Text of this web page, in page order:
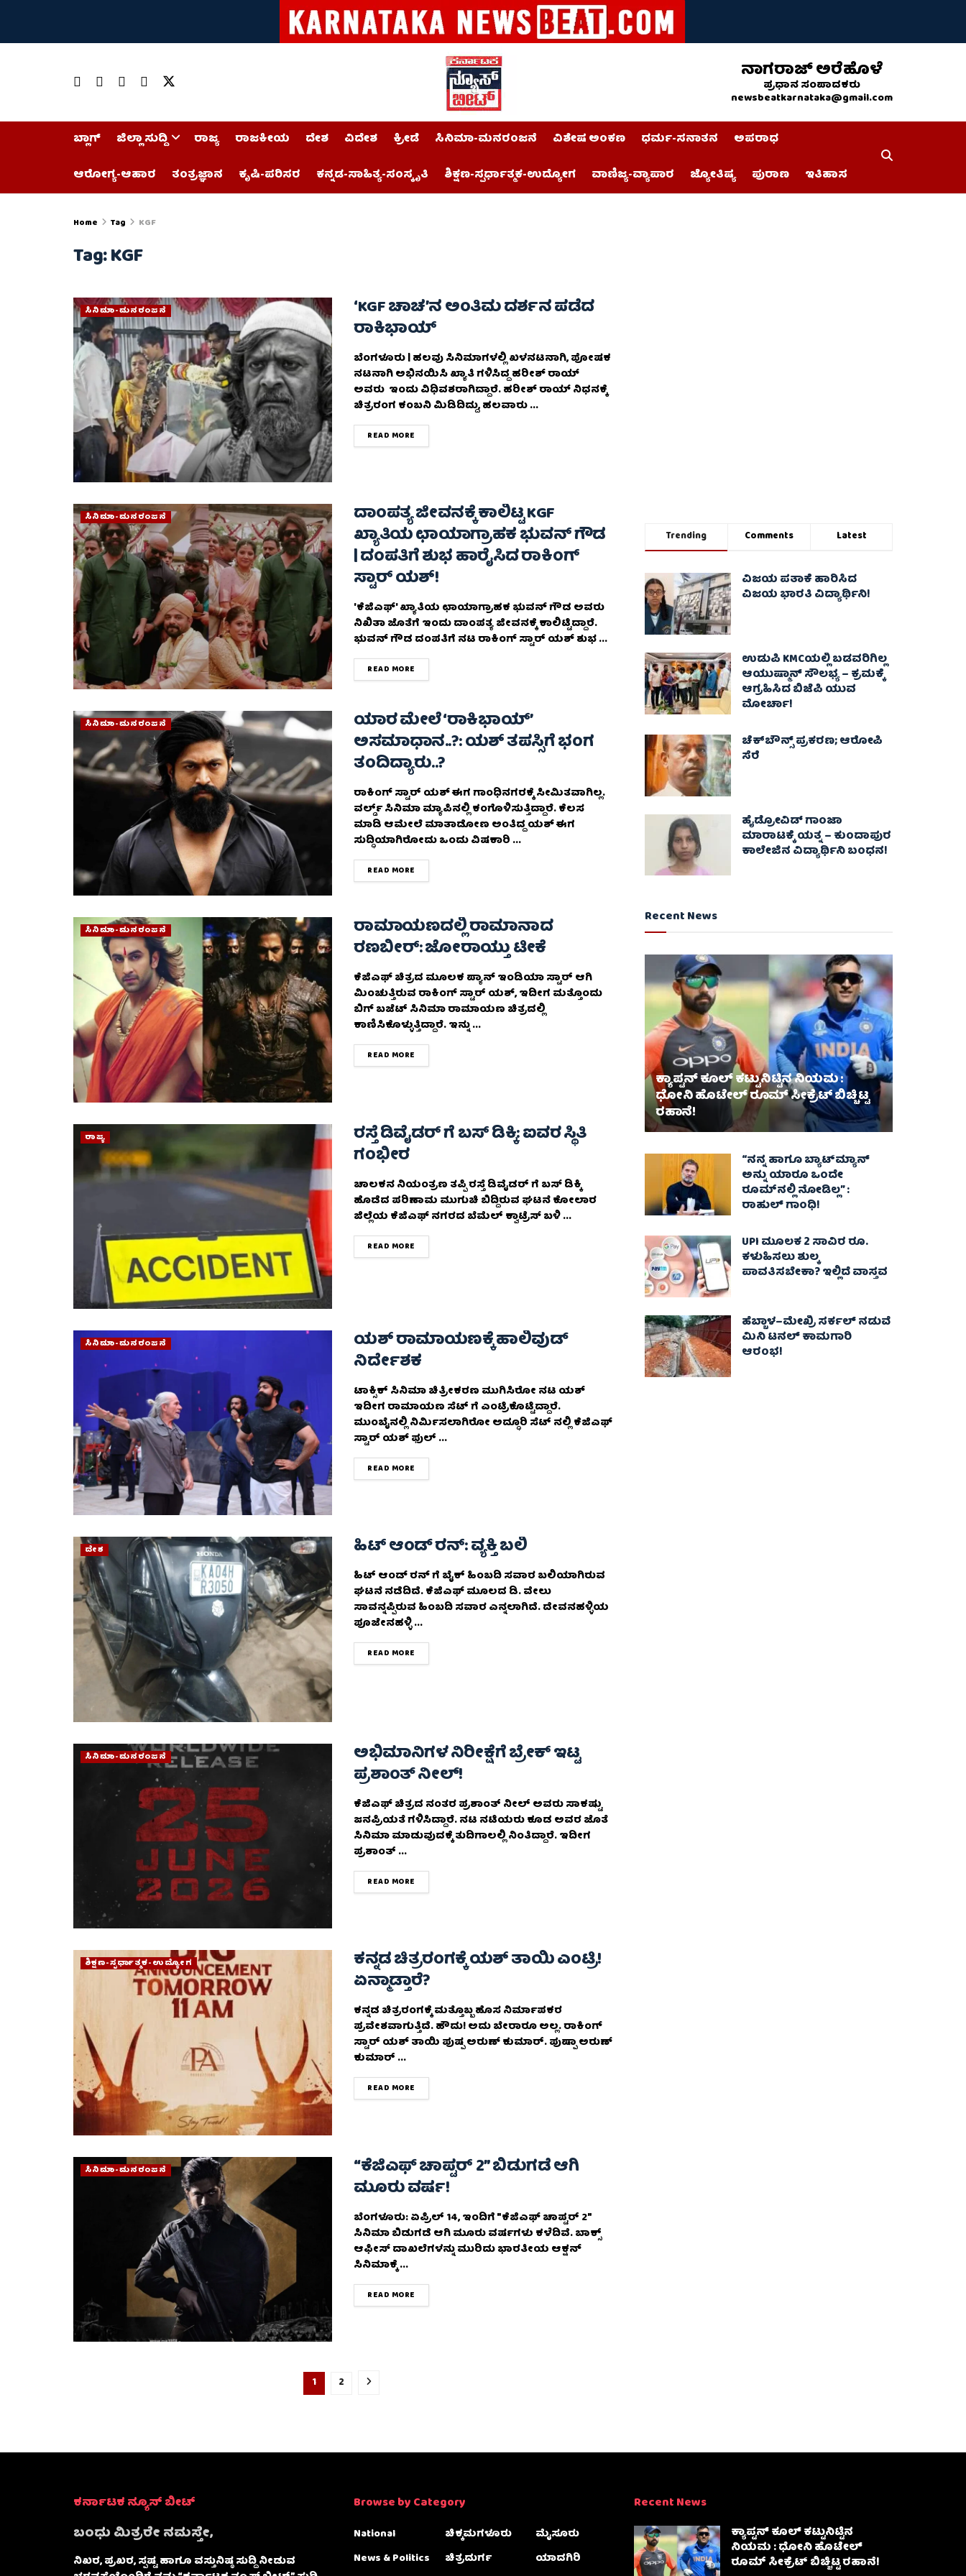
ನಾಗರಾಜ್ ಅರೆಹೊಳೆ
ಪ್ರಧಾನ ಸಂಪಾದಕರು
newsbeatkarnataka@gmail.com
ಬ್ಲಾಗ್ ಜಿಲ್ಲಾ ಸುದ್ದಿ ರಾಜ್ಯ ರಾಜಕೀಯ ದೇಶ ವಿದೇಶ ಕ್ರೀಡೆ ಸಿನಿಮಾ-ಮನರಂಜನೆ ವಿಶೇಷ ಅಂಕಣ ಧರ್ಮ-ಸನಾತನ
ಅಪರಾಧ
ಆರೋಗ್ಯ-ಆಹಾರ
ತಂತ್ರಜ್ಞಾನ ಕೃಷಿ-ಪರಿಸರ ಕನ್ನಡ-ಸಾಹಿತ್ಯ-ಸಂಸ್ಕೃತಿ ಶಿಕ್ಷಣ-ಸ್ಪರ್ಧಾತ್ಮಕ-ಉದ್ಯೋಗ ವಾಣಿಜ್ಯ-ವ್ಯಾಪಾರ ಜ್ಯೋತಿಷ್ಯ ಪುರಾಣ ಇತಿಹಾಸ
Home Tag KGF
Tag:KGF
ಸಿನಿಮಾ-ಮನರಂಜನೆ ‘KGF ಚಾಚ’ನ ಅಂತಿಮ ದರ್ಶನ ಪಡೆದ
ರಾಕಿಭಾಯ್‌
ಬೆಂಗಳೂರು | ಹಲವು ಸಿನಿಮಾಗಳಲ್ಲಿ ಖಳನಟನಾಗಿ, ಪೋಷಕ
ನಟನಾಗಿ ಅಭಿನಯಿಸಿ ಖ್ಯಾತಿ ಗಳಿಸಿದ್ದ ಹರೀಶ್ ರಾಯ್
ಅವರು ಇಂದು ವಿಧಿವಶರಾಗಿದ್ದಾರೆ. ಹರೀಶ್‌ ರಾಯ್‌ ನಿಧನಕ್ಕೆ
ಚಿತ್ರರಂಗ ಕಂಬನಿ ಮಿಡಿದಿದ್ದು, ಹಲವಾರು ...
READ MORE
ಸಿನಿಮಾ-ಮನರಂಜನೆ ದಾಂಪತ್ಯ ಜೀವನಕ್ಕೆ ಕಾಲಿಟ್ಟ KGF
ಖ್ಯಾತಿಯ ಛಾಯಾಗ್ರಾಹಕ ಭುವನ್ ಗೌಡ
| ದಂಪತಿಗೆ ಶುಭ ಹಾರೈಸಿದ ರಾಕಿಂಗ್
ಸ್ಟಾರ್ ಯಶ್‌!
'ಕೆಜಿಎಫ್‌' ಖ್ಯಾತಿಯ ಛಾಯಾಗ್ರಾಹಕ ಭುವನ್‌ ಗೌಡ ಅವರು
ನಿಖಿತಾ ಜೊತೆಗೆ ಇಂದು ದಾಂಪತ್ಯ ಜೀವನಕ್ಕೆ ಕಾಲಿಟ್ಟಿದ್ದಾರೆ.
ಭುವನ್‌ ಗೌಡ ದಂಪತಿಗೆ ನಟ ರಾಕಿಂಗ್​ ಸ್ಟಾರ್​ ಯಶ್​ ಶುಭ ...
READ MORE
ಸಿನಿಮಾ-ಮನರಂಜನೆ ಯಾರ ಮೇಲೆ ‘ರಾಕಿಭಾಯ್’
ಅಸಮಾಧಾನ..?: ಯಶ್ ತಪಸ್ಸಿಗೆ ಭಂಗ
ತಂದಿದ್ಯಾರು..?
ರಾಕಿಂಗ್ ಸ್ಟಾರ್ ಯಶ್ ಈಗ ಗಾಂಧಿನಗರಕ್ಕೆ ಸೀಮಿತವಾಗಿಲ್ಲ.
ವರ್ಲ್ಡ್ ಸಿನಿಮಾ ಮ್ಯಾಪಿನಲ್ಲಿ ಕಂಗೊಳಿಸುತ್ತಿದ್ದಾರೆ. ಕೆಲಸ
ಮಾಡಿ ಆಮೇಲೆ ಮಾತಾಡೋಣ ಅಂತಿದ್ದ ಯಶ್ ಈಗ
ಸುದ್ಧಿಯಾಗಿರೋದು ಒಂದು ವಿಷಕಾರಿ ...
READ MORE
ಸಿನಿಮಾ-ಮನರಂಜನೆ ರಾಮಾಯಣದಲ್ಲಿ ರಾಮಾನಾದ
ರಣಬೀರ್‌: ಜೋರಾಯ್ತು ಟೀಕೆ
ಕೆಜಿಎಫ್‌ ಚಿತ್ರದ ಮೂಲಕ ಪ್ಯಾನ್ ಇಂಡಿಯಾ ಸ್ಟಾರ್ ಆಗಿ
ಮಿಂಚುತ್ತಿರುವ ರಾಕಿಂಗ್‌ ಸ್ಟಾರ್‌ ಯಶ್‌, ಇದೀಗ ಮತ್ತೊಂದು
ಬಿಗ್‌ ಬಜೆಟ್‌ ಸಿನಿಮಾ ರಾಮಾಯಣ ಚಿತ್ರದಲ್ಲಿ
ಕಾಣಿಸಿಕೊಳ್ಳುತ್ತಿದ್ದಾರೆ. ಇನ್ನು ...
READ MORE
ರಾಜ್ಯ ರಸ್ತೆ ಡಿವೈಡರ್ ಗೆ ಬಸ್ ಡಿಕ್ಕಿ: ಐವರ ಸ್ಥಿತಿ
ಗಂಭೀರ
ಚಾಲಕನ ನಿಯಂತ್ರಣ ತಪ್ಪಿ ರಸ್ತೆ ಡಿವೈಡರ್‌ ಗೆ ಬಸ್‌ ಡಿಕ್ಕಿ
ಹೊಡೆದ ಪರಿಣಾಮ ಮುಗುಚಿ ಬಿದ್ದಿರುವ ಘಟನೆ ಕೋಲಾರ
ಜಿಲ್ಲೆಯ ಕೆಜಿಎಫ್ ನಗರದ ಬೆಮೆಲ್ ಕ್ವಾಟ್ರೆಸ್ ಬಳಿ ...
READ MORE
ಸಿನಿಮಾ-ಮನರಂಜನೆ ಯಶ್‌ ರಾಮಾಯಣಕ್ಕೆ ಹಾಲಿವುಡ್‌
ನಿರ್ದೇಶಕ
ಟಾಕ್ಸಿಕ್ ಸಿನಿಮಾ ಚಿತ್ರೀಕರಣ ಮುಗಿಸಿರೋ ನಟ ಯಶ್
ಇದೀಗ ರಾಮಾಯಣ ಸೆಟ್ ಗೆ ಎಂಟ್ರಿಕೊಟ್ಟಿದ್ದಾರೆ.
ಮುಂಬೈನಲ್ಲಿ ನಿರ್ಮಿಸಲಾಗಿರೋ ಅದ್ಧೂರಿ ಸೆಟ್ ನಲ್ಲಿ ಕೆಜಿಎಫ್
ಸ್ಟಾರ್ ಯಶ್ ಫುಲ್ ...
READ MORE
ದೇಶ ಹಿಟ್ ಆಂಡ್ ರನ್: ವ್ಯಕ್ತಿ ಬಲಿ
ಹಿಟ್ ಆಂಡ್ ರನ್ ಗೆ ಬೈಕ್ ಹಿಂಬದಿ ಸವಾರ ಬಲಿಯಾಗಿರುವ
ಘಟನೆ ನಡೆದಿದೆ. ಕೆಜಿಎಫ್ ಮೂಲದ ಡಿ. ವೇಲು
ಸಾವನ್ನಪ್ಪಿರುವ ಹಿಂಬದಿ ಸವಾರ ಎನ್ನಲಾಗಿದೆ. ದೇವನಹಳ್ಳಿಯ
ಪೂಜೇನಹಳ್ಳಿ‌ ...
READ MORE
ಸಿನಿಮಾ-ಮನರಂಜನೆ ಅಭಿಮಾನಿಗಳ ನಿರೀಕ್ಷೆಗೆ ಬ್ರೇಕ್‌ ಇಟ್ಟ
ಪ್ರಶಾಂತ್‌ ನೀಲ್‌!
ಕೆಜಿಎಫ್‌ ಚಿತ್ರದ ನಂತರ ಪ್ರಶಾಂತ್ ನೀಲ್ ಅವರು ಸಾಕಷ್ಟು
ಜನಪ್ರಿಯತೆ ಗಳಿಸಿದ್ದಾರೆ. ನಟ ನಟಿಯರು ಕೂಡ ಅವರ ಜೊತೆ
ಸಿನಿಮಾ ಮಾಡುವುದಕ್ಕೆ ತುದಿಗಾಲಲ್ಲಿ ನಿಂತಿದ್ದಾರೆ. ಇದೀಗ
ಪ್ರಶಾಂತ್ ...
READ MORE
ಶಿಕ್ಷಣ-ಸ್ಪರ್ಧಾತ್ಮಕ-ಉದ್ಯೋಗ ಕನ್ನಡ ಚಿತ್ರರಂಗಕ್ಕೆ ಯಶ್ ತಾಯಿ ಎಂಟ್ರಿ!
ಏನ್ಮಾಡ್ತಾರೆ?
ಕನ್ನಡ ಚಿತ್ರರಂಗಕ್ಕೆ ಮತ್ತೊಬ್ಬ ಹೊಸ ನಿರ್ಮಾಪಕರ
ಪ್ರವೇಶವಾಗುತ್ತಿದೆ. ಹೌದು! ಅದು ಬೇರಾರೂ ಅಲ್ಲ. ರಾಕಿಂಗ್
ಸ್ಟಾರ್ ಯಶ್ ತಾಯಿ ಪುಷ್ಪ ಅರುಣ್ ಕುಮಾರ್. ಪುಷ್ಪಾ ಅರುಣ್
ಕುಮಾರ್ ...
READ MORE
ಸಿನಿಮಾ-ಮನರಂಜನೆ “ಕೆಜಿಎಫ್‌ ಚಾಪ್ಟರ್‌ 2” ಬಿಡುಗಡೆ ಆಗಿ
ಮೂರು ವರ್ಷ!
ಬೆಂಗಳೂರು: ಏಪ್ರಿಲ್‌ 14, ಇಂದಿಗೆ "ಕೆಜಿಎಫ್‌ ಚಾಪ್ಟರ್‌ 2"
ಸಿನಿಮಾ ಬಿಡುಗಡೆ ಆಗಿ ಮೂರು ವರ್ಷಗಳು ಕಳೆದಿವೆ. ಬಾಕ್ಸ್
ಆಫೀಸ್ ದಾಖಲೆಗಳನ್ನು ಮುರಿದು ಭಾರತೀಯ ಆಕ್ಷನ್
ಸಿನಿಮಾಕ್ಕೆ ...
READ MORE
1 2
Trending Comments Latest
ವಿಜಯ ಪತಾಕೆ ಹಾರಿಸಿದ
ವಿಜಯ ಭಾರತಿ ವಿದ್ಯಾರ್ಥಿನಿ!
ಉಡುಪಿ KMCಯಲ್ಲಿ ಬಡವರಿಗಿಲ್ಲ
ಆಯುಷ್ಮಾನ್ ಸೌಲಭ್ಯ – ಕ್ರಮಕ್ಕೆ
ಆಗ್ರಹಿಸಿದ ಬಿಜೆಪಿ ಯುವ
ಮೋರ್ಚಾ!
ಚೆಕ್​ಬೌನ್ಸ್​ ಪ್ರಕರಣ; ಆರೋಪಿ
ಸೆರೆ
ಹೈಡ್ರೋವಿಡ್ ಗಾಂಜಾ
ಮಾರಾಟಕ್ಕೆ ಯತ್ನ – ಕುಂದಾಪುರ
ಕಾಲೇಜಿನ ವಿದ್ಯಾರ್ಥಿನಿ ಬಂಧನ!
Recent News
ಕ್ಯಾಪ್ಟನ್ ಕೂಲ್ ಕಟ್ಟುನಿಟ್ಟಿನ ನಿಯಮ :
ಧೋನಿ ಹೊಟೇಲ್ ರೂಮ್ ಸೀಕ್ರೆಟ್ ಬಿಚ್ಚಿಟ್ಟ
ರಹಾನೆ!
“ನನ್ನ ಹಾಗೂ ಬ್ಯಾಟ್‌ಮ್ಯಾನ್
ಅನ್ನು ಯಾರೂ ಒಂದೇ
ರೂಮ್‌ನಲ್ಲಿ ನೋಡಿಲ್ಲ” :
ರಾಹುಲ್ ಗಾಂಧಿ!
UPI ಮೂಲಕ 2 ಸಾವಿರ ರೂ.
ಕಳುಹಿಸಲು ಶುಲ್ಕ
ಪಾವತಿಸಬೇಕಾ? ಇಲ್ಲಿದೆ ವಾಸ್ತವ
ಹೆಬ್ಬಾಳ–ಮೇಖ್ರಿ ಸರ್ಕಲ್ ನಡುವೆ
ಮಿನಿ ಟನಲ್ ಕಾಮಗಾರಿ
ಆರಂಭ!
ಕರ್ನಾಟಕ ನ್ಯೂಸ್ ಬೀಟ್
ಬಂಧು ಮಿತ್ರರೇ ನಮಸ್ತೇ,
ನಿಖರ, ಪ್ರಖರ, ಸ್ಪಷ್ಟ ಹಾಗೂ ವಸ್ತುನಿಷ್ಠ ಸುದ್ದಿ ನೀಡುವ
Browse by Category
National
News & Politics
ಚಿಕ್ಕಮಗಳೂರು
ಚಿತ್ರದುರ್ಗ
ಮೈಸೂರು
ಯಾದಗಿರಿ
Recent News
ಕ್ಯಾಪ್ಟನ್ ಕೂಲ್ ಕಟ್ಟುನಿಟ್ಟಿನ
ನಿಯಮ : ಧೋನಿ ಹೊಟೇಲ್
ರೂಮ್ ಸೀಕ್ರೆಟ್ ಬಿಚ್ಚಿಟ್ಟ ರಹಾನೆ!